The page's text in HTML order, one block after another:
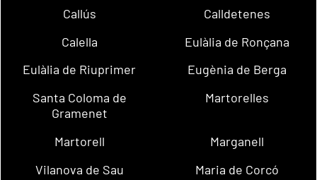
Callús
Calldetenes
Calella
Eulàlia de Ronçana
Eulàlia de Riuprimer
Eugènia de Berga
Santa Coloma de
Gramenet
Martorelles
Martorell
Marganell
Vilanova de Sau
Maria de Corcó